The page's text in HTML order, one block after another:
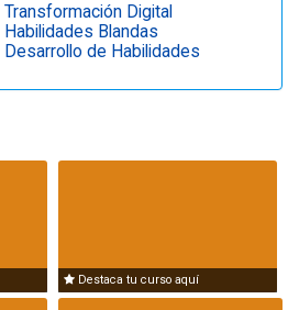
Transformación Digital
Habilidades Blandas
Desarrollo de Habilidades
Destaca tu curso aquí